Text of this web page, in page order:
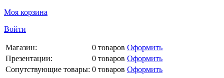
Моя корзина
Войти
Магазин: 0 товаров Оформить
Презентации:
0 товаров Оформить
Сопутствующие товары: 0 товаров Оформить